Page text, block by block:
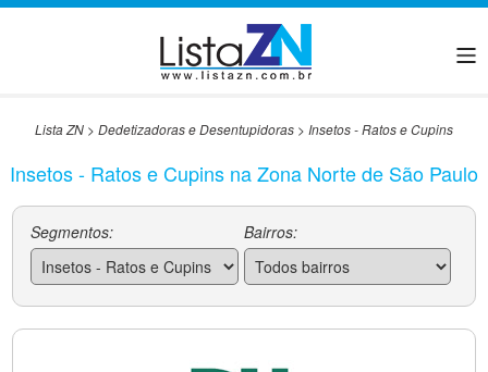
Lista ZN > Dedetizadoras e Desentupidoras > Insetos - Ratos e Cupins
Insetos - Ratos e Cupins na Zona Norte de São Paulo
Segmentos: Bairros: